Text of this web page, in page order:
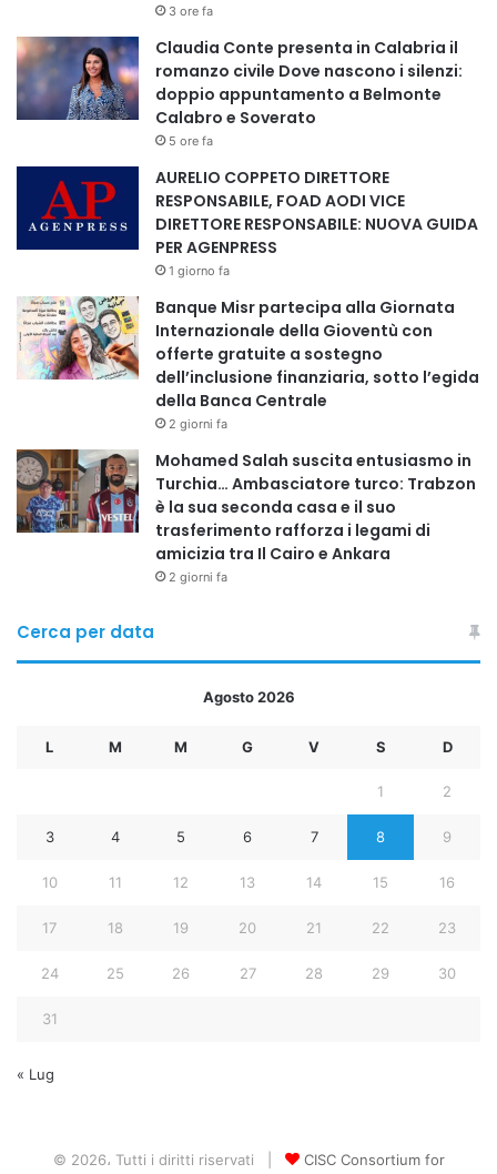
3 ore fa
Claudia Conte presenta in Calabria il
romanzo civile Dove nascono i silenzi:
doppio appuntamento a Belmonte
Calabro e Soverato
5 ore fa
AURELIO COPPETO DIRETTORE
RESPONSABILE, FOAD AODI VICE
DIRETTORE RESPONSABILE: NUOVA GUIDA
PER AGENPRESS
1 giorno fa
Banque Misr partecipa alla Giornata
Internazionale della Gioventù con
offerte gratuite a sostegno
dell’inclusione finanziaria, sotto l’egida
della Banca Centrale
2 giorni fa
Mohamed Salah suscita entusiasmo in
Turchia… Ambasciatore turco: Trabzon
è la sua seconda casa e il suo
trasferimento rafforza i legami di
amicizia tra Il Cairo e Ankara
2 giorni fa
Cerca per data
Agosto 2026
L M M G V S D
1 2
3 4 5 6 7 8 9
10 11 12 13 14 15 16
17 18 19 20 21 22 23
24 25 26 27 28 29 30
31
« Lug
© 2026، Tutti i diritti riservati | CISC Consortium for